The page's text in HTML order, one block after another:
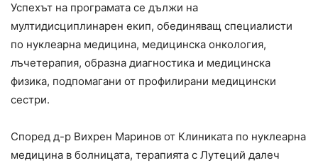
Успехът на програмата се дължи на
мултидисциплинарен екип, обединяващ специалисти
по нуклеарна медицина, медицинска онкология,
лъчетерапия, образна диагностика и медицинска
физика, подпомагани от профилирани медицински
сестри.
Според д-р Вихрен Маринов от Клиниката по нуклеарна
медицина в болницата, терапията с Лутеций далеч